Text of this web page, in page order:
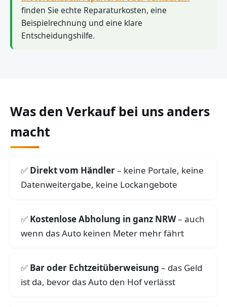
finden Sie echte Reparaturkosten, eine
Beispielrechnung und eine klare
Entscheidungshilfe.
Was den Verkauf bei uns anders
macht
Direkt vom Händler– keine Portale, keine
Datenweitergabe, keine Lockangebote
Kostenlose Abholung in ganz NRW– auch
wenn das Auto keinen Meter mehr fährt
Bar oder Echtzeitüberweisung – das Geld
ist da, bevor das Auto den Hof verlässt